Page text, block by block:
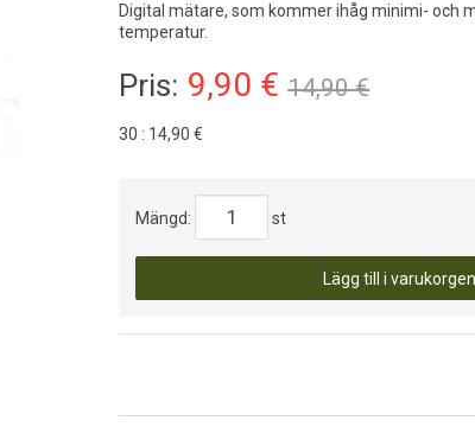
Digital mätare, som kommer ihåg minimi- och
temperatur.
Pris: 9,90 € 14,90 €
30 : 14,90 €
Mängd: st
Lägg till i varukorgen